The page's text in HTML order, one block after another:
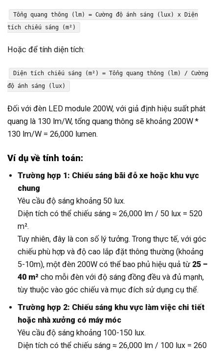
Tổng quang thông (lm) = Cường độ ánh sáng (lux) x Diện
tích chiếu sáng (m²)
Hoặc để tính diện tích:
Diện tích chiếu sáng (m²) = Tổng quang thông (lm) / Cường
độ ánh sáng (lux)
Đối với đèn LED module 200W, với giả định hiệu suất phát
quang là 130 lm/W, tổng quang thông sẽ khoảng 200W *
130 lm/W = 26,000 lumen.
Ví dụ về tính toán:
Trường hợp 1: Chiếu sáng bãi đỗ xe hoặc khu vực
chung
Yêu cầu độ sáng khoảng 50 lux.
Diện tích có thể chiếu sáng ≈ 26,000 lm / 50 lux = 520
m².
Tuy nhiên, đây là con số lý tưởng. Trong thực tế, với góc
chiếu phù hợp và độ cao lắp đặt thông thường (khoảng
5-10m), một đèn 200W có thể bao phủ hiệu quả từ 25 –
40 m² cho mỗi đèn với độ sáng đồng đều và đủ mạnh,
tùy thuộc vào góc chiếu và mục đích sử dụng cụ thể.
Trường hợp 2: Chiếu sáng khu vực làm việc chi tiết
hoặc nhà xưởng có máy móc
Yêu cầu độ sáng khoảng 100-150 lux.
Diện tích có thể chiếu sáng ≈ 26,000 lm / 100 lux = 260